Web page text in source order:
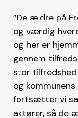
”De ældre på
og værdig
og her er
gennem
stor tilfredshed
og
fortsætter vi
aktører, så de